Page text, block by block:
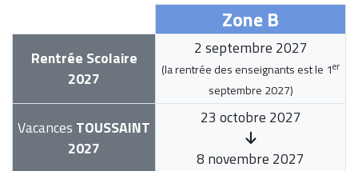
Zone B
Rentrée Scolaire
2027
2 septembre 2027
(la rentrée des enseignants est le 1er
septembre 2027)
Vacances TOUSSAINT
2027
23 octobre 2027
8 novembre 2027